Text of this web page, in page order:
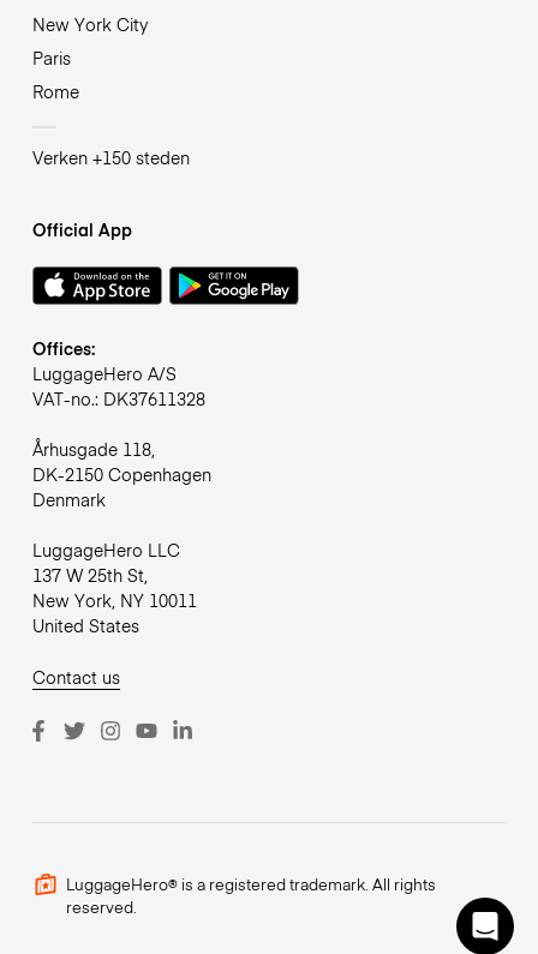
New York City
Paris
Rome
Verken +150 steden
Official App
Offices:
LuggageHero A/S
VAT-no.: DK37611328
Århusgade 118,
DK-2150 Copenhagen
Denmark
LuggageHero LLC
137 W 25th St,
New York, NY 10011
United States
Contact us
LuggageHero® is a registered trademark. All rights
reserved.